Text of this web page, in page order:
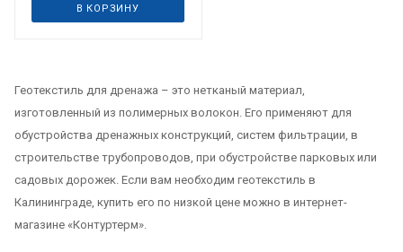
В КОРЗИНУ
Геотекстиль для дренажа – это нетканый материал,
изготовленный из полимерных волокон. Его применяют для
обустройства дренажных конструкций, систем фильтрации, в
строительстве трубопроводов, при обустройстве парковых или
садовых дорожек. Если вам необходим геотекстиль в
Калининграде, купить его по низкой цене можно в интернет-
магазине «Контуртерм».